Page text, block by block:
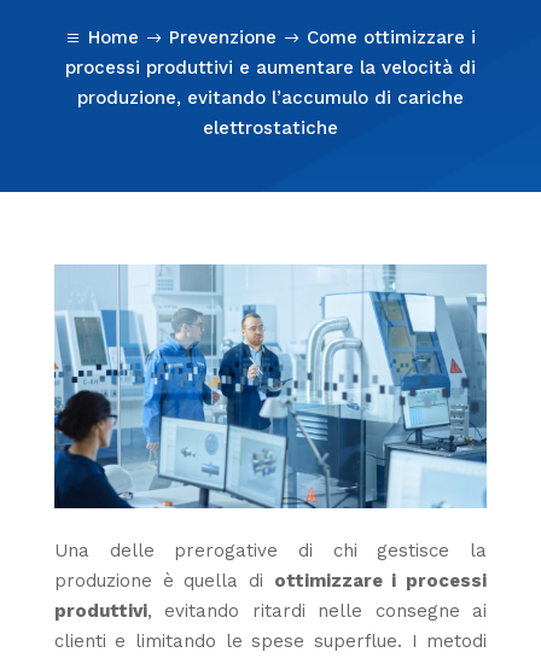
a Home $ Prevenzione $ Come ottimizzare i
processi produttivi e aumentare la velocità di
produzione, evitando l’accumulo di cariche
elettrostatiche
Una delle prerogative di chi gestisce la
produzione è quella di ottimizzare i processi
produttivi, evitando ritardi nelle consegne ai
clienti e limitando le spese superflue. I metodi